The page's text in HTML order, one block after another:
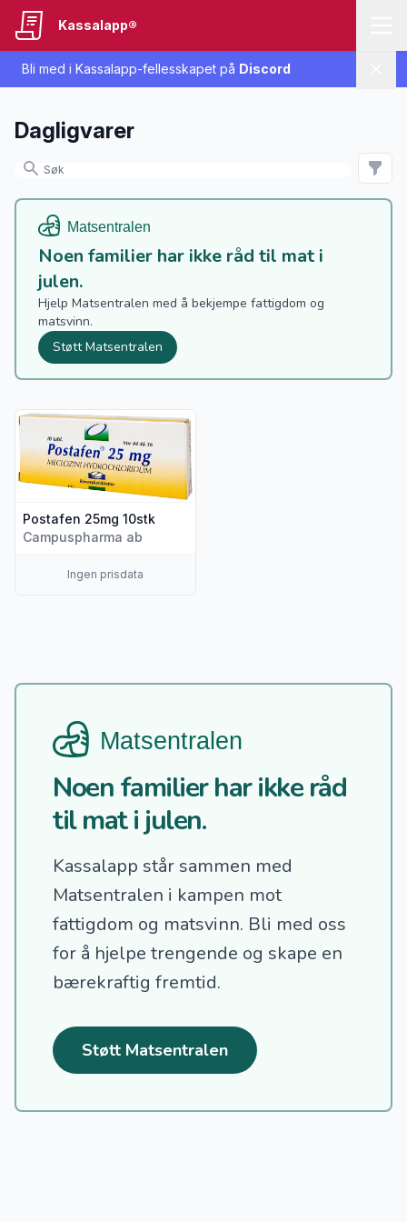
Bli med i Kassalapp-fellesskapet på Discord
Kassalapp®
Dagligvarer
Noen familier har ikke råd til mat i
julen.
Hjelp Matsentralen med å bekjempe fattigdom og
matsvinn.
Støtt Matsentralen
Postafen 25mg 10stk
Campuspharma ab
Ingen prisdata
Vis flere detaljer for produktet "Postafen 25mg 10stk"
Noen familier har ikke råd
til mat i julen.
Kassalapp står sammen med
Matsentralen i kampen mot
fattigdom og matsvinn. Bli med oss
for å hjelpe trengende og skape en
bærekraftig fremtid.
Støtt Matsentralen